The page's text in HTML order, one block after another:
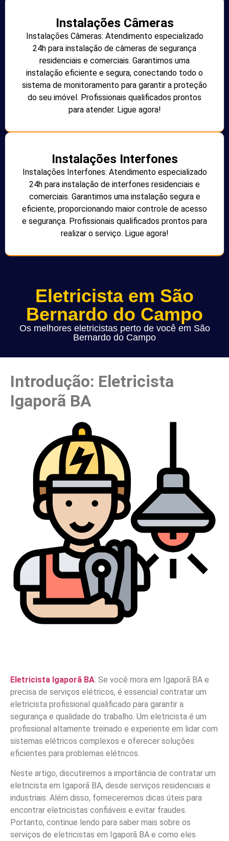
Instalações Câmeras
Instalações Câmeras: Atendimento especializado
24h para instalação de câmeras de segurança
residenciais e comerciais. Garantimos uma
instalação eficiente e segura, conectando todo o
sistema de monitoramento para garantir a proteção
do seu imóvel. Profissionais qualificados prontos
para atender. Ligue agora!
Instalações Interfones
Instalações Interfones: Atendimento especializado
24h para instalação de interfones residenciais e
comerciais. Garantimos uma instalação segura e
eficiente, proporcionando maior controle de acesso
e segurança. Profissionais qualificados prontos para
realizar o serviço. Ligue agora!
Eletricista em São
Bernardo do Campo
Os melhores eletricistas perto de você em São
Bernardo do Campo
Introdução: Eletricista
Igaporã BA
Eletricista Igaporã BA: Se você mora em Igaporã BA e
precisa de serviços elétricos, é essencial contratar um
eletricista profissional qualificado para garantir a
segurança e qualidade do trabalho. Um eletricista é um
profissional altamente treinado e experiente em lidar com
sistemas elétricos complexos e oferecer soluções
eficientes para problemas elétricos.
Neste artigo, discutiremos a importância de contratar um
eletricista em Igaporã BA, desde serviços residenciais e
industriais. Além disso, forneceremos dicas úteis para
encontrar eletricistas confiáveis e evitar fraudes.
Portanto, continue lendo para saber mais sobre os
serviços de eletricistas em Igaporã BA e como eles